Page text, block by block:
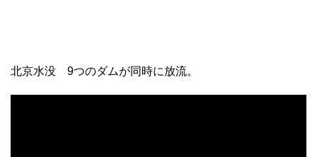
北京水没 9つのダムが同時に放流。